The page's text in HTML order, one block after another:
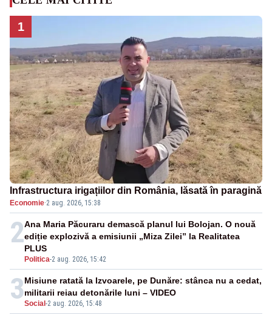
1
Infrastructura irigațiilor din România, lăsată în paragină
Economie·2 aug. 2026, 15:38
2
Politica-2 aug. 2026, 15:42
Ana Maria Păcuraru demască planul lui Bolojan. O nouă
ediție explozivă a emisiunii „Miza Zilei” la Realitatea
PLUS
3Social -2 aug. 2026, 15:48
Misiune ratată la Izvoarele, pe Dunăre: stânca nu a cedat,
militarii reiau detonările luni – VIDEO